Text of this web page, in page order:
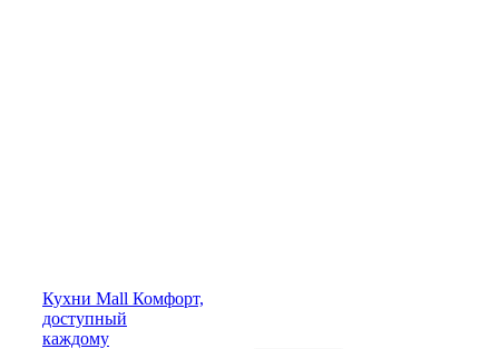
Кухни Mall Комфорт,
доступный
каждому